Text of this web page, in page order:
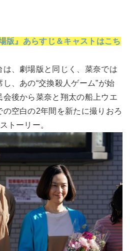
版』あらすじ＆キャストはこち
は、劇場版と同じく、菜奈では
、あの“交換殺人ゲーム”が始
会後から菜奈と翔太の船上ウエ
空白の2年間を新たに撮りおろ
トーリー。